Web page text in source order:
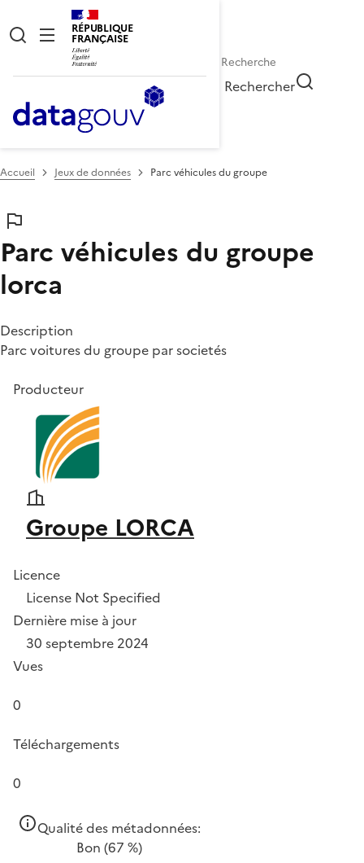
RÉPUBLIQUE
FRANÇAISE
Rechercher
Accueil Jeux de données Parc véhicules du groupe
Parc véhicules du groupe
lorca
Description
Parc voitures du groupe par societés
Producteur
Groupe LORCA
Licence
License Not Specified
Dernière mise à jour
30 septembre 2024
Vues
0
Téléchargements
0
Qualité des métadonnées:
Bon (67 %)